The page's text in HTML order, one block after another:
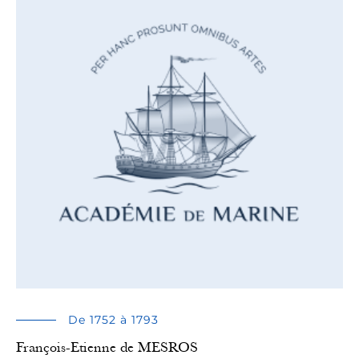
De 1752 à 1793
François-Etienne de MESROS